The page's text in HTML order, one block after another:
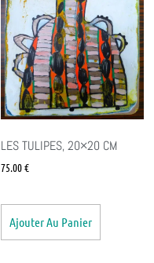
LES TULIPES, 20×20 CM
75.00€
Ajouter Au Panier